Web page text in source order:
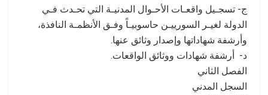
ج- تسجـيل واقعـات الأحـوال المدنيـة التي تحـدث فـي
الدولة لغيـر السورييـن حاسوبيـاً وفـق الأنظمـة النافذة،
وأرشفة شهاداتها وإصدار وثائق عنها.
د- أرشفة شهادات ووثائق الواقعات.
الفصل الثاني
السجل المدني